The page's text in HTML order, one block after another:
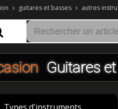
guitares et basses autres
Guitares